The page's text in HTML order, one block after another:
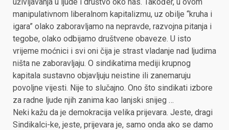
manipulativnom liberalnom kapitalizmu, uz obilje “kruha i
igara” olako zaboravljamo na nepravde, razvojna pitanja i
tegobe, olako odbijamo društvene obaveze. U isto
vrijeme moćnici i svi oni čija je strast vladanje nad ljudima
ništa ne zaboravljaju. O sindikatima mediji krupnog
kapitala sustavno objavljuju neistine ili zanemaruju
povoljne vijesti. Nije to slučajno. Ono što sindikati izbore
za radne ljude njih zanima kao lanjski snijeg …
Neki kažu da je demokracija velika prijevara. Jeste, dragi
Sindikalci-ke, jeste, prijevara je, samo onda ako se damo